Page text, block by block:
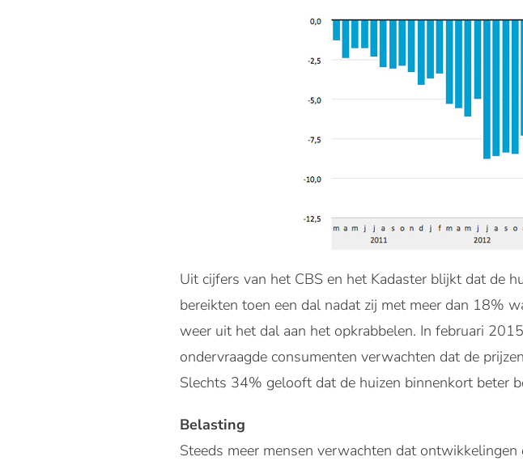
Uit cijfers van het CBS en het Kadaster blijkt dat de
bereikten toen een dal nadat zij met meer dan 18%
weer uit het dal aan het opkrabbelen. In februari
ondervraagde consumenten verwachten dat de
Slechts 34% gelooft dat de huizen binnenkort beter
Belasting
Steeds meer mensen verwachten dat